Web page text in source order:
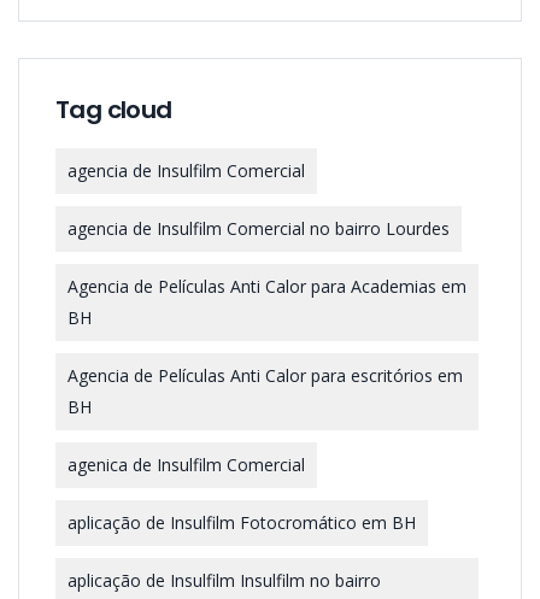
Tag cloud
agencia de Insulfilm Comercial
agencia de Insulfilm Comercial no bairro Lourdes
Agencia de Películas Anti Calor para Academias em
BH
Agencia de Películas Anti Calor para escritórios em
BH
agenica de Insulfilm Comercial
aplicação de Insulfilm Fotocromático em BH
aplicação de Insulfilm Insulfilm no bairro